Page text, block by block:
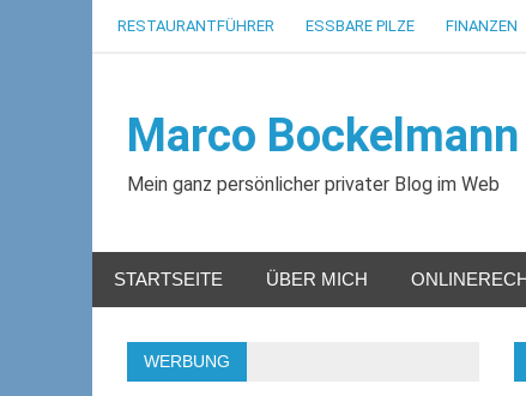
RESTAURANTFÜHRER ESSBARE PILZE FINANZEN
Marco Bockelmann
Mein ganz persönlicher privater Blog im Web
STARTSEITE ÜBER MICH
WERBUNG